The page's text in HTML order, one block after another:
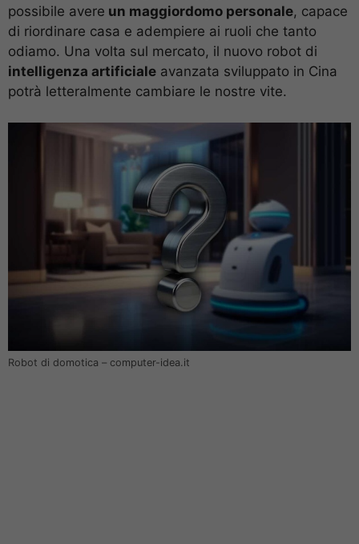
possibile avere un maggiordomo personale, capace
di riordinare casa e adempiere ai ruoli che tanto
odiamo. Una volta sul mercato, il nuovo robot di
intelligenza artificiale avanzata sviluppato in Cina
potrà letteralmente cambiare le nostre vite.
Robot di domotica – computer-idea.it